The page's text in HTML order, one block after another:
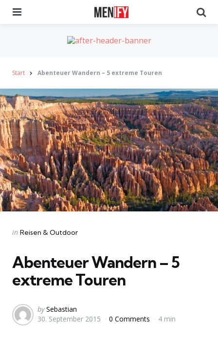
Start Abenteuer Wandern – 5 extreme Touren
Categories
Posted
in Reisen & Outdoor
Abenteuer Wandern – 5
extreme Touren
Posted
by
by Sebastian
30. September 2015
0 Comments 4 min